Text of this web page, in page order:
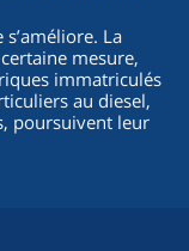
La
mesure,
immatriculés
au diesel,
poursuivent leur